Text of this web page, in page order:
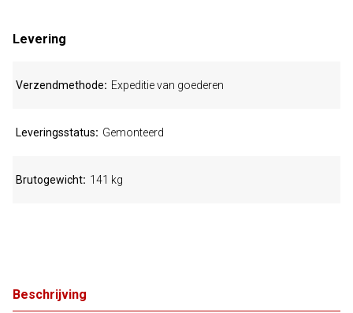
Beschrijving
Levering
Verzendmethode Expeditie van goederen
Leveringsstatus Gemonteerd
Brutogewicht 141 kg